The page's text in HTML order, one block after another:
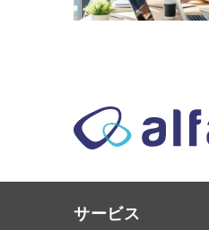
サービス